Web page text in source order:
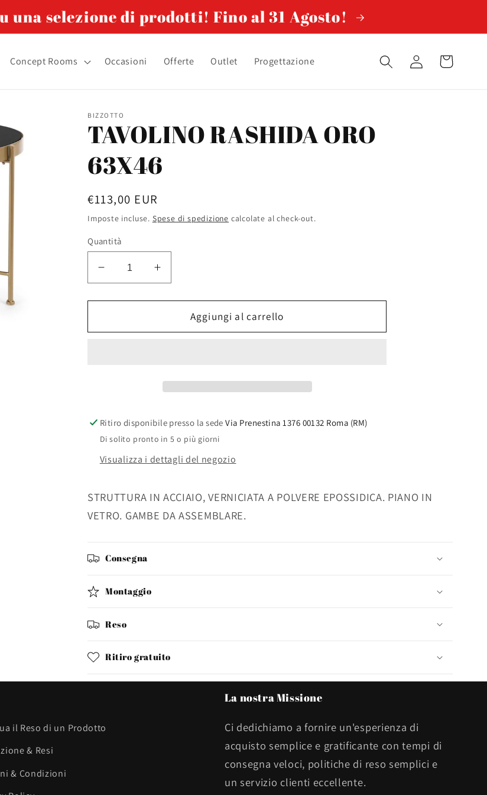
una selezione di prodotti! Fino al 31 Agosto!
Concept Rooms Occasioni Offerte Outlet Progettazione Accedi Carrello
BIZZOTTO
TAVOLINO RASHIDA ORO
63X46
Prezzo
di
listino
€113,00 EUR
Imposte incluse. Spese di spedizione calcolate al check-out.
Quantità
Diminuisci
quantità
per
RASHIDA
Aumenta
quantità
per
TAVOLINO
RASHIDA
Aggiungi al carrello
Ritiro disponibile presso la sedeVia Prenestina 1376 00132 Roma (RM)
Di solito pronto in 5 o più giorni
Visualizza i dettagli del negozio
STRUTTURA IN ACCIAIO, VERNICIATA A POLVERE EPOSSIDICA. PIANO IN
VETRO. GAMBE DA ASSEMBLARE.
Consegna
Montaggio
Reso
Ritiro gratuito
il Reso di un Prodotto
& Resi
& Condizioni
La nostra Missione
Ci dedichiamo a fornire un'esperienza di
acquisto semplice e gratificante con tempi di
consegna veloci, politiche di reso semplici e
un servizio clienti eccellente.